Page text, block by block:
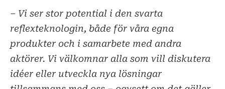
– Vi ser stor potential i den svarta
reflexteknologin, både för våra egna
produkter och i samarbete med andra
aktörer. Vi välkomnar alla som vill diskutera
idéer eller utveckla nya lösningar